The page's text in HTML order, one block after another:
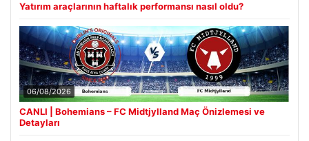
Yatırım araçlarının haftalık performansı nasıl oldu?
06/08/2026
CANLI | Bohemians – FC Midtjylland Maç Önizlemesi ve
Detayları